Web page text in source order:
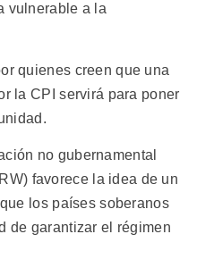
vulnerable a la
quienes creen que una
la CPI servirá para poner
no gubernamental
favorece la idea de un
los países soberanos
de garantizar el régimen